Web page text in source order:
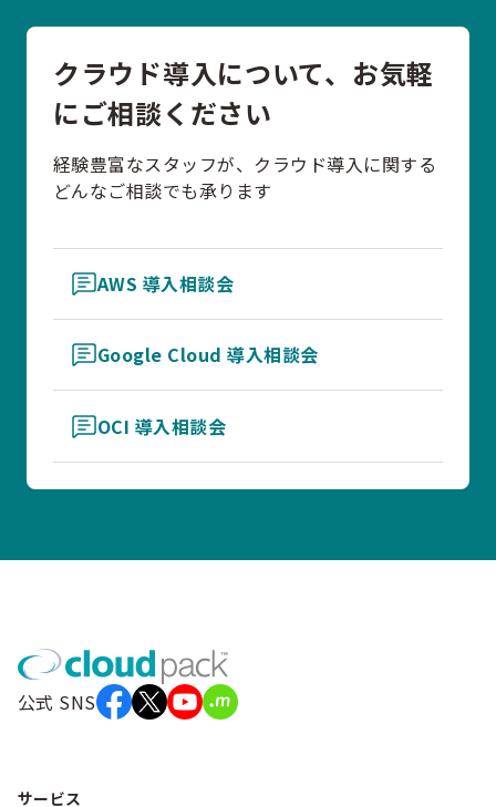
クラウド導入について、お気軽
にご相談ください
経験豊富なスタッフが、クラウド導入に関する
どんなご相談でも承ります
AWS 導入相談会
Google Cloud 導入相談会
OCI 導入相談会
公式 SNS
サービス